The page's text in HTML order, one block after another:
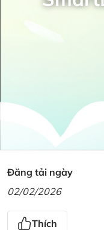
Đăng tải ngày
02/02/2026
Thích